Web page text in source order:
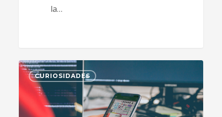
la…
CURIOSIDADES 6